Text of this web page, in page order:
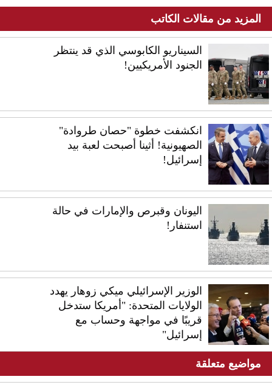
المزيد من مقالات الكاتب
السيناريو الكابوسي الذي قد ينتظر
الجنود الأمريكيين!
انكشفت خطوة "حصان طروادة"
الصهيونية! أثينا أصبحت لعبة بيد
إسرائيل!
اليونان وقبرص والإمارات في حالة
استنفار!
الوزير الإسرائيلي ميكي زوهار يهدد
الولايات المتحدة: "أمريكا ستدخل
قريبًا في مواجهة وحساب مع
إسرائيل"
مواضيع متعلقة